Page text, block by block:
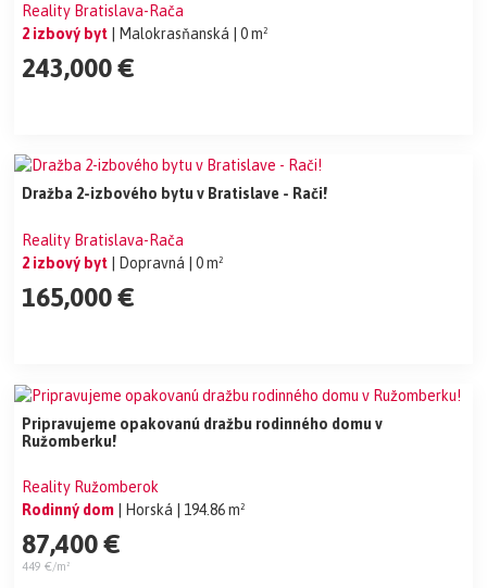
Reality Bratislava-Rača
2 izbový byt
| Malokrasňanská | 0 m²
243,000 €
Dražba 2-izbového bytu v Bratislave - Rači!
Reality Bratislava-Rača
2 izbový byt
| Dopravná | 0 m²
165,000 €
Pripravujeme opakovanú dražbu rodinného domu v
Ružomberku!
Reality Ružomberok
Rodinný dom
| Horská | 194.86 m²
87,400 €
449 €/m²